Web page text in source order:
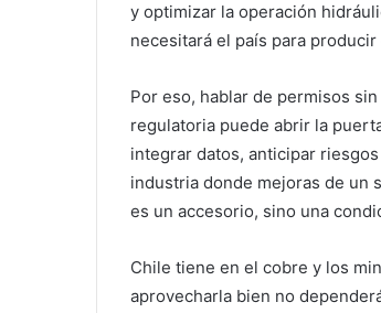
y optimizar la operación
necesitará el país para
Por eso, hablar de permisos
regulatoria puede abrir la
integrar datos, anticipar
industria donde mejoras de un
es un accesorio, sino una
Chile tiene en el cobre y los
aprovecharla bien no